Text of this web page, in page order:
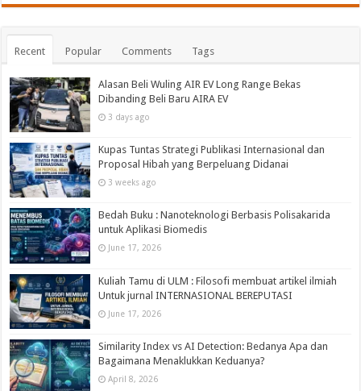
Recent Popular Comments Tags
Alasan Beli Wuling AIR EV Long Range Bekas
Dibanding Beli Baru AIRA EV
3 days ago
Kupas Tuntas Strategi Publikasi Internasional dan
Proposal Hibah yang Berpeluang Didanai
3 weeks ago
Bedah Buku : Nanoteknologi Berbasis Polisakarida
untuk Aplikasi Biomedis
June 17, 2026
Kuliah Tamu di ULM : Filosofi membuat artikel ilmiah
Untuk jurnal INTERNASIONAL BEREPUTASI
June 17, 2026
Similarity Index vs AI Detection: Bedanya Apa dan
Bagaimana Menaklukkan Keduanya?
April 8, 2026